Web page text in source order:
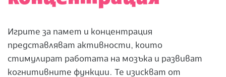
Игрите за памет и концентрация
представляват активности, които
стимулират работата на мозъка и развиват
когнитивните функции. Те изискват от